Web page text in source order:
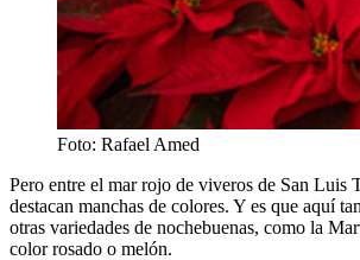
Foto: Rafael Amed
Pero entre el mar rojo de viveros de San Luis
destacan manchas de colores. Y es que aquí
otras variedades de nochebuenas, como la
color rosado o melón.